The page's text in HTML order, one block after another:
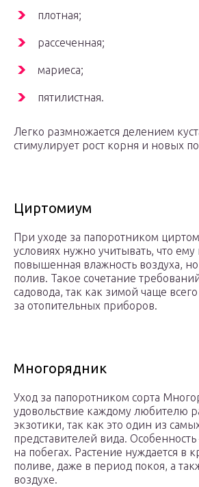
плотная;
рассеченная;
мариеса;
пятилистная.
Легко размножается делением
стимулирует рост корня и новых
Циртомиум
При уходе за папоротником
условиях нужно учитывать, что ему
повышенная влажность воздуха,
полив. Такое сочетание
садовода, так как зимой чаще
за отопительных приборов.
Многорядник
Уход за папоротником сорта
удовольствие каждому любителю
экзотики, так как это один из
представителей вида.
на побегах. Растение нуждается в
поливе, даже в период покоя, а
воздухе.